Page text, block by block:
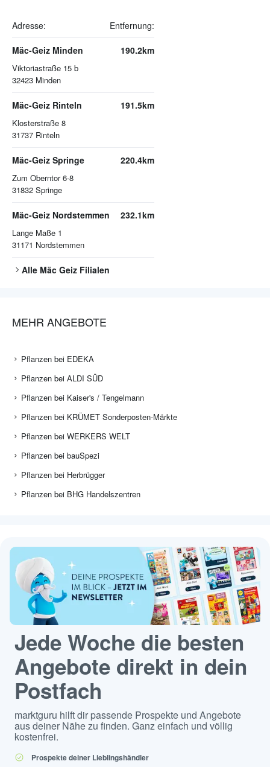
Adresse: Entfernung:
Mäc-Geiz Minden
Viktoriastraße 15 b
32423 Minden
190.2km
Mäc-Geiz Rinteln
Klosterstraße 8
31737 Rinteln
191.5km
Mäc-Geiz Springe
Zum Oberntor 6-8
31832 Springe
220.4km
Mäc-Geiz Nordstemmen
Lange Maße 1
31171 Nordstemmen
232.1km
Alle Mäc Geiz Filialen
MEHR ANGEBOTE
Pflanzen bei EDEKA
Pflanzen bei ALDI SÜD
Pflanzen bei Kaiser's / Tengelmann
Pflanzen bei KRÜMET Sonderposten-Märkte
Pflanzen bei WERKERS WELT
Pflanzen bei bauSpezi
Pflanzen bei Herbrügger
Pflanzen bei BHG Handelszentren
Jede Woche die besten
Angebote direkt in dein
Postfach
marktguru hilft dir passende Prospekte und Angebote
aus deiner Nähe zu finden. Ganz einfach und völlig
kostenfrei.
Prospekte deiner Lieblingshändler